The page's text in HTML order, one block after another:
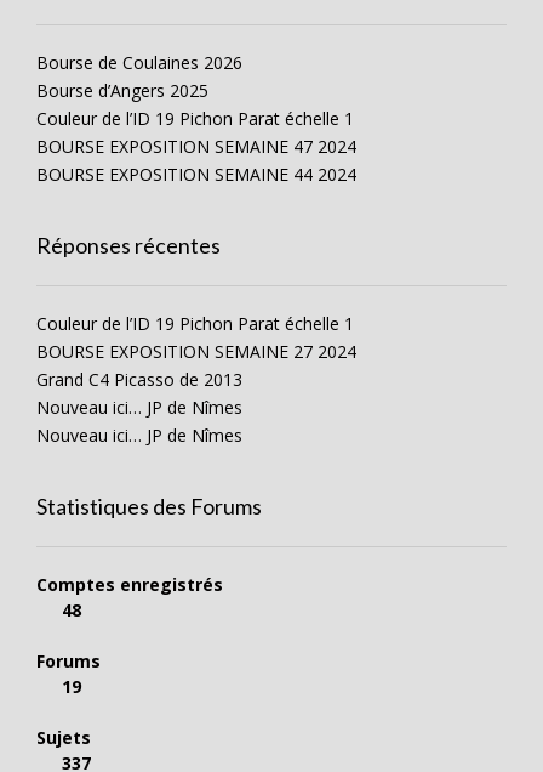
Bourse de Coulaines 2026
Bourse d’Angers 2025
Couleur de l’ID 19 Pichon Parat échelle 1
BOURSE EXPOSITION SEMAINE 47 2024
BOURSE EXPOSITION SEMAINE 44 2024
Réponses récentes
Couleur de l’ID 19 Pichon Parat échelle 1
BOURSE EXPOSITION SEMAINE 27 2024
Grand C4 Picasso de 2013
Nouveau ici… JP de Nîmes
Nouveau ici… JP de Nîmes
Statistiques des Forums
Comptes enregistrés
48
Forums
19
Sujets
337